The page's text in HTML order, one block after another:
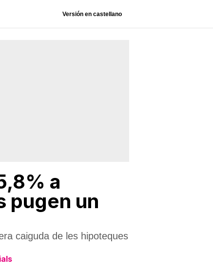
Versión en castellano
a
pugen un
caiguda de les hipoteques